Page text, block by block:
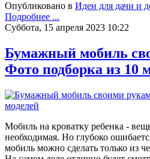
Опубликовано в Идеи для дачи и
Подробнее ...
Суббота, 15 апреля 2023 10:22
Бумажный мобиль
Фото подборка из 10
Мобиль на кроватку ребенка -
необходимая. Но глубоко
мобиль можно сделать только из